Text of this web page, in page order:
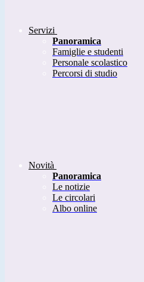
Servizi
Panoramica
Famiglie e studenti
Personale scolastico
Percorsi di studio
Novità
Panoramica
Le notizie
Le circolari
Albo online